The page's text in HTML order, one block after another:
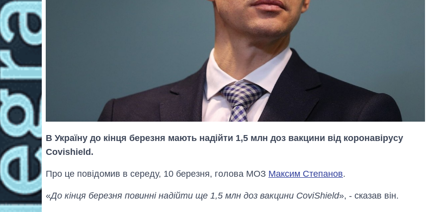
В Україну до кінця березня мають надійти 1,5 млн доз вакцини від коронавірусу
Covishield.
Про це повідомив в середу, 10 березня, голова МОЗ Максим Степанов.
«До кінця березня повинні надійти ще 1,5 млн доз вакцини CoviShield», - сказав він.